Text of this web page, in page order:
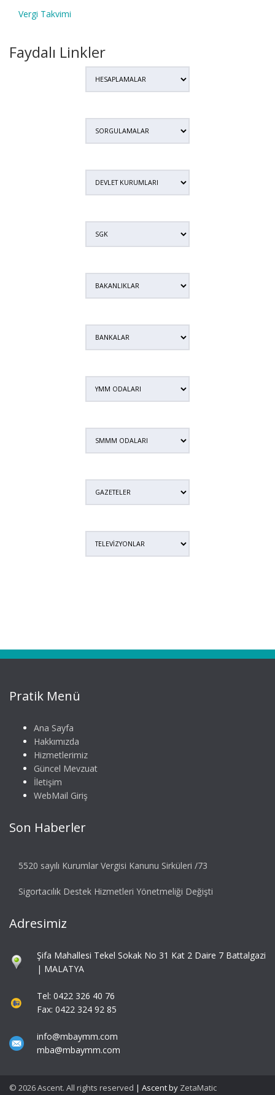
Vergi Takvimi
Faydalı Linkler
Pratik Menü
Ana Sayfa
Hakkımızda
Hizmetlerimiz
Güncel Mevzuat
İletişim
WebMail Giriş
Son Haberler
5520 sayılı Kurumlar Vergisi Kanunu Sirküleri /73
Sigortacılık Destek Hizmetleri Yönetmeliği Değişti
Adresimiz
Şifa Mahallesi Tekel Sokak No 31 Kat 2 Daire 7 Battalgazi
| MALATYA
Tel: 0422 326 40 76
Fax: 0422 324 92 85
info@mbaymm.com
mba@mbaymm.com
© 2026 Ascent. All rights reserved | Ascent by ZetaMatic